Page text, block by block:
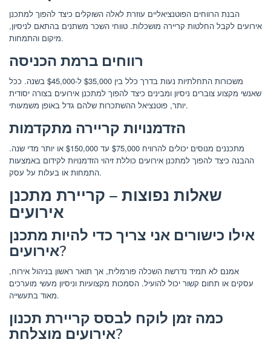
הבנת הרווחים הפוטנציאליים עוזרת לאלה השוקלים כיצד להפוך למתכנן
אירועים לקבל החלטות קריירה מושכלות. טווחי השכר משתנים בהתאם לניסיון,
מיקום והתמחות.
רווחים ברמת הכניסה
משכורות התחלתיות נעות בדרך כלל בין $35,000 ל-$45,000 בשנה. ככל
שאנשי מקצוע צוברים ניסיון ומבינים כיצד להפוך למתכנן אירועים בצורה יסודית
יותר, פוטנציאל ההשתכרות שלהם גדל באופן משמעותי.
הזדמנויות קריירה מתקדמות
מתכננים מנוסים יכולים להרוויח $75,000 עד $150,000 או יותר מדי שנה.
ההבנה כיצד להפוך למתכנן אירועים כוללת זיהוי הזדמנויות לקידום באמצעות
התמחות או בעלות על עסק.
שאלות נפוצות – קריירת מתכנן
אירועים
אילו כישורים אני צריך כדי להיות מתכנן
אירועים?
אמנם לא תמיד נדרשת השכלה פורמלית, אך תואר ראשון בניהול אירוח,
עסקים או תחום קשור יכול להועיל. הסמכות מקצועיות וניסיון מעשי מוערכים
מאוד בתעשייה.
כמה זמן לוקח לבסס קריירת תכנון
אירועים מוצלחת?